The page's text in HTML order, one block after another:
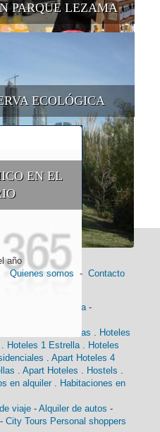
PARQUE LEZAMA
ECOLÓGICA
EN EL
año
Quienes somos - Contacto
Historia-
Hoteles 4 Estrellas . Hoteles
. Hoteles 1 Estrella. Hoteles
. Apart Hoteles 4
. Apart Hoteles . Hostels .
en alquiler . Habitaciones en
viaje - Alquiler de autos -
- City Tours Personal shoppers